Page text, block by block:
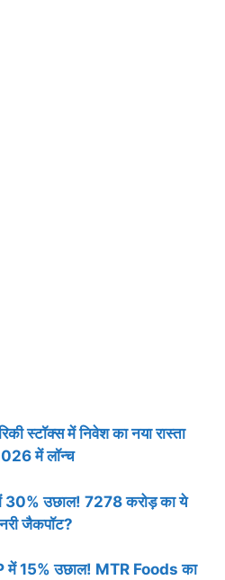
स्टॉक्स में निवेश का नया रास्ता
में लॉन्च
उछाल! 7278 करोड़ का ये
जैकपॉट?
15% उछाल! MTR Foods का